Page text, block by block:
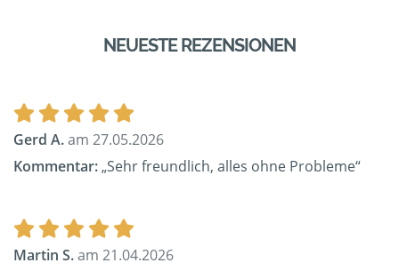
NEUESTE REZENSIONEN
Gerd A.am 27.05.2026
Kommentar:„Sehr freundlich, alles ohne Probleme“
Martin S.am 21.04.2026